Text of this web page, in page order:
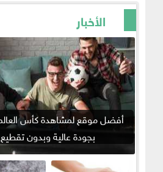
الأخبار
بجودة عالية وبدون تقطيع